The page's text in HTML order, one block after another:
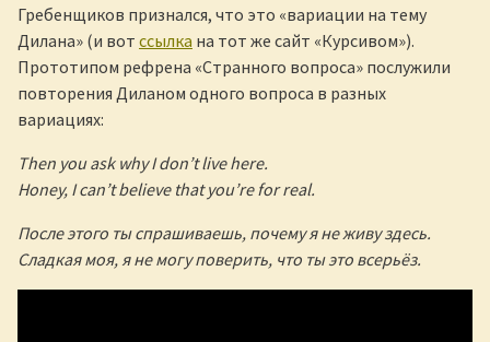
Гребенщиков признался, что это «вариации на тему
Дилана» (и вот ссылка на тот же сайт «Курсивом»).
Прототипом рефрена «Странного вопроса» послужили
повторения Диланом одного вопроса в разных
вариациях:
Then you ask why I don’t live here.
Honey, I can’t believe that you’re for real.
После этого ты спрашиваешь, почему я не живу здесь.
Сладкая моя, я не могу поверить, что ты это всерьёз.